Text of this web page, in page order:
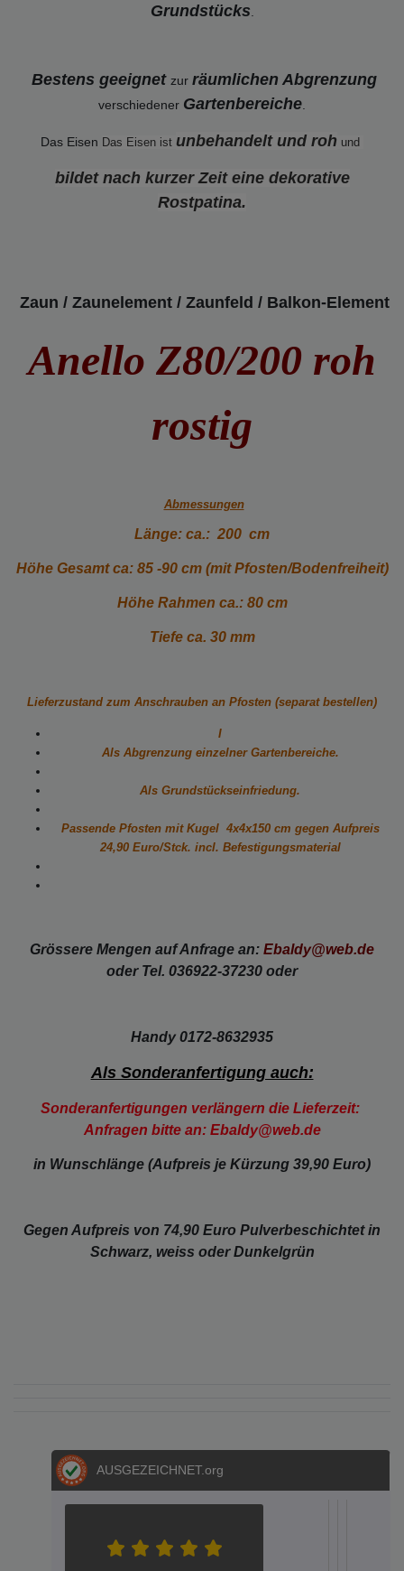
Grundstücks
Bestens geeignet zur räumlichen Abgrenzung
verschiedener Gartenbereiche
Das Eisen Das Eisen ist unbehandelt und roh und
bildet nach kurzer Zeit eine dekorative
Rostpatina.
Zaun / Zaunelement / Zaunfeld / Balkon-Element
Anello Z80/200 roh
rostig
Abmessungen
Länge: ca.: 200 cm
Höhe Gesamt ca: 85 -90 cm (mit Pfosten/Bodenfreiheit)
Höhe Rahmen ca.: 80 cm
Tiefe ca. 30 mm
Lieferzustand zum Anschrauben an Pfosten (separat bestellen)
I
Als Abgrenzung einzelner Gartenbereiche.
Als Grundstückseinfriedung.
Passende Pfosten mit Kugel 4x4x150 cm gegen Aufpreis
24,90 Euro/Stck. incl. Befestigungsmaterial
Grössere Mengen auf Anfrage an: Ebaldy@web.de
oder Tel. 036922-37230 oder
Handy 0172-8632935
Als Sonderanfertigung auch:
Sonderanfertigungen verlängern die Lieferzeit:
Anfragen bitte an: Ebaldy@web.de
in Wunschlänge (Aufpreis je Kürzung 39,90 Euro)
Gegen Aufpreis von 74,90 Euro Pulverbeschichtet in
Schwarz, weiss oder Dunkelgrün
AUSGEZEICHNET.org